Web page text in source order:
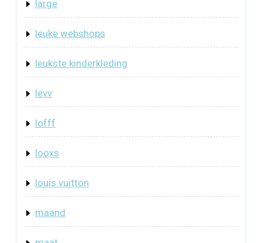
large
leuke webshops
leukste kinderkleding
levv
lofff
looxs
louis vuitton
maand